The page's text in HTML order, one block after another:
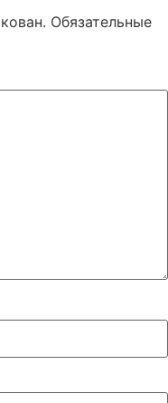
Обязательные